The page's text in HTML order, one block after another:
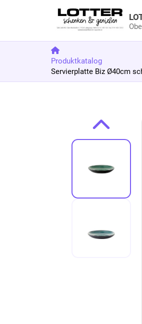
Produktkatalog
Servierplatte Biz Ø40cm
Zur Produktbeschreibung springen